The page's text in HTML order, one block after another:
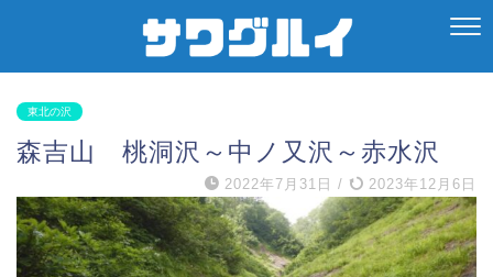
東北の沢
森吉山 桃洞沢～中ノ又沢～赤水沢
2022年7月31日 / 2023年12月6日